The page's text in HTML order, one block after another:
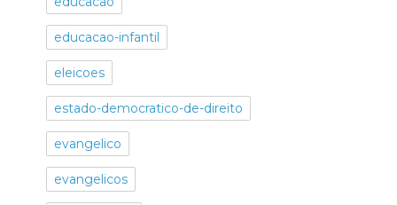
educacao-infantil
eleicoes
estado-democratico-de-direito
evangelico
evangelicos